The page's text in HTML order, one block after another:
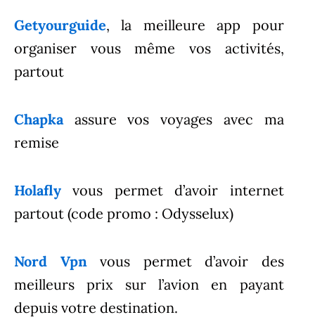
Getyourguide, la meilleure app pour
organiser vous même vos activités,
partout
Chapkaassure vos voyages avec ma
remise
Holafly vous permet d’avoir internet
partout (code promo : Odysselux)
Nord Vpnvous permet d’avoir des
meilleurs prix sur l’avion en payant
depuis votre destination.